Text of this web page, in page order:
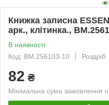
Книжка записна
арк., клітинка.,
В наявності
Код: BM.256103-10
Роздріб
82 ₴
Мінімальна сума замовлення